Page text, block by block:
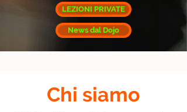
LEZIONI PRIVATE
News dal Dojo
Chi siamo